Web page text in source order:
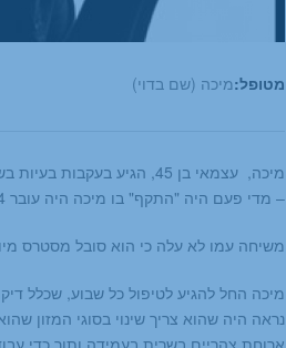
מטופל:מיכה (שם בדוי)
מיכה, עצמאי בן 45, הגיע
– מדי פעם היה "התקף" בו מיכה היה עובר 3-4 "לילות לבנים".
משיחה עמו לא עלה כי הוא סובל מסטרס
מיכה החל להגיע לטיפול כל שבוע, שכלל
נראה היה שהוא צריך שינוי בסוגי המזון
ארוחת צהריים בשרית בעמידה ותוך כדי